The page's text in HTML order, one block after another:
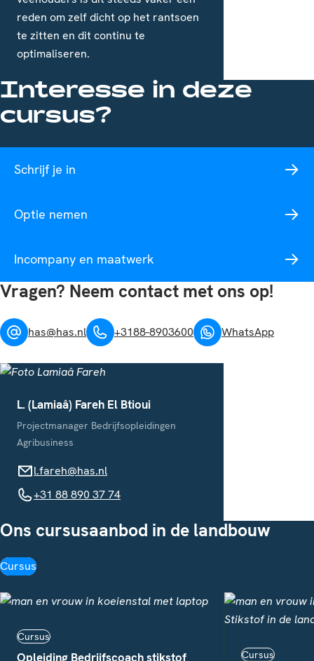
reden om zelf dicht op het rantsoen
te zitten en dit continu te
optimaliseren.
Interesse in deze
cursus?
Schrijf je in
Optie nemen
Incompany en maatwerk
Vragen? Neem contact met ons op!
has@has.nl +3188-8903600 WhatsApp
L. (Lamiaâ) Fareh El Btioui
Projectmanager Bedrijfsopleidingen
Agribusiness
l.fareh@has.nl
l.fareh@has.nl
+31 88 890 37 74
+31 88 890 37 74
Ons cursusaanbod in de landbouw
Cursus
Cursus
Opleiding Bedrijfscoach stikstof Cursus